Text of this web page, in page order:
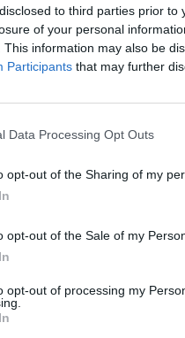
to third parties prior
of your personal
This information may also be
Participants that may further
Data Processing Opt Outs
opt-out of the Sharing of my
opt-out of the Sale of my
opt-out of processing my
teismas trečiadienį
pataisos
veikloje,
teismas skyrė
organizacijos
tapo pirmąja